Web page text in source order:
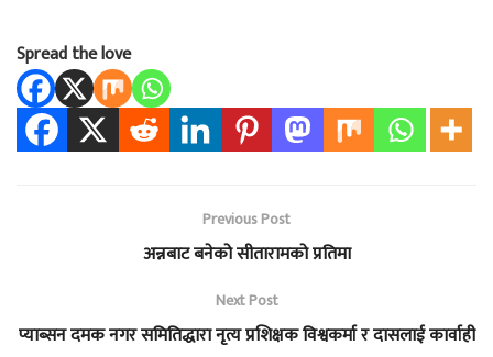
Spread the love
Previous Post
अन्नबाट बनेको सीतारामको प्रतिमा
Next Post
प्याब्सन दमक नगर समितिद्धारा नृत्य प्रशिक्षक विश्वकर्मा र दासलाई कार्वाही